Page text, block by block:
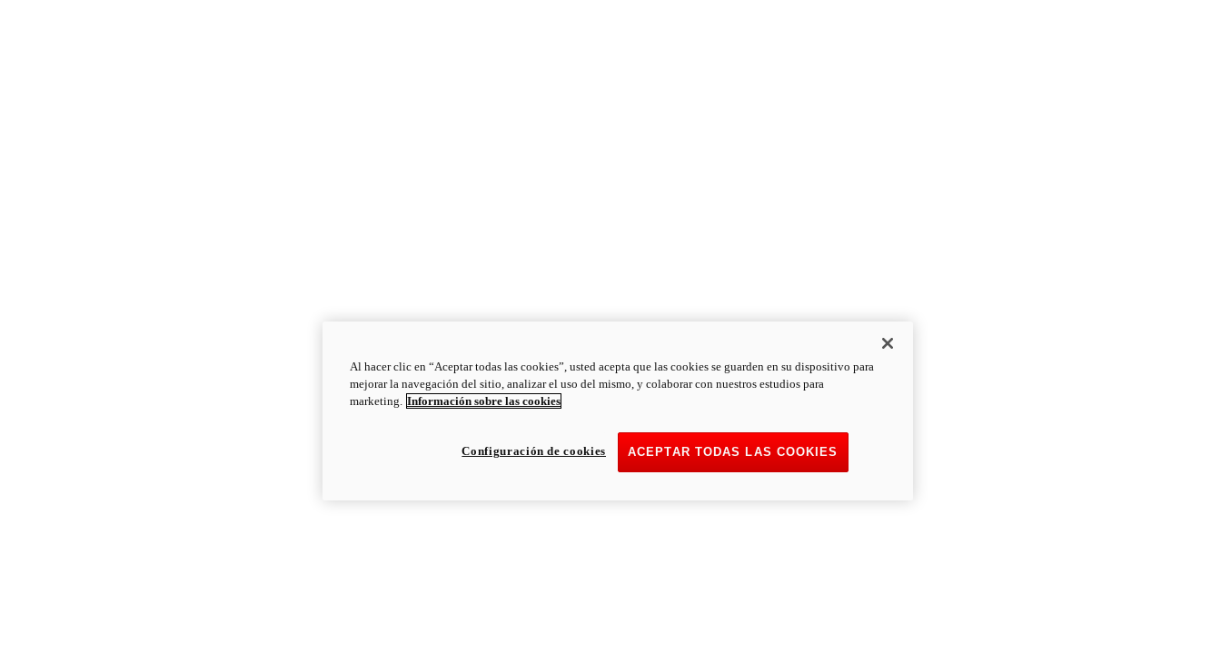
Al hacer clic en “Aceptar todas las cookies”, usted acepta que las cookies se guarden en su dispositivo para
mejorar la navegación del sitio, analizar el uso del mismo, y colaborar con nuestros estudios para
marketing. Información sobre las cookies
ACEPTAR TODAS LAS COOKIES
Configuración de cookies